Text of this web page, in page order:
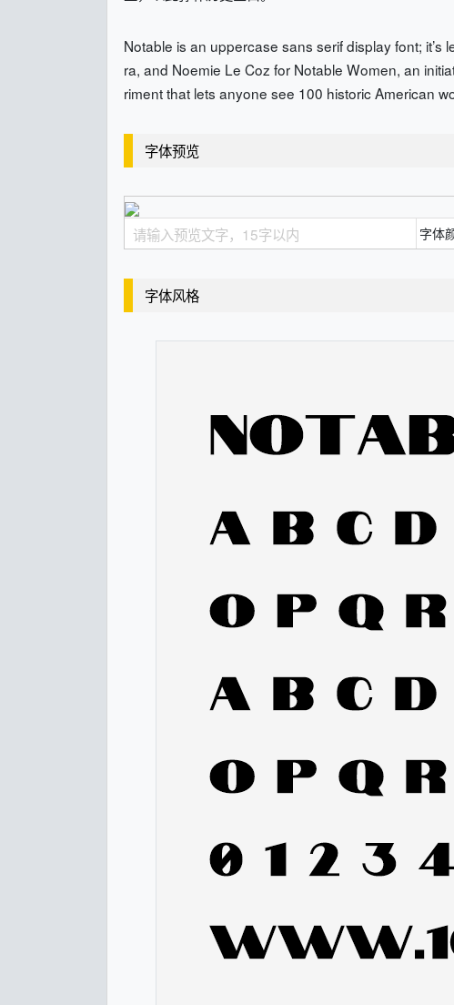
Notable is an uppercase sans serif display font;
ra, and Noemie Le Coz for Notable Women, an
riment that lets anyone see 100 historic American
字体预览
字体
字体风格